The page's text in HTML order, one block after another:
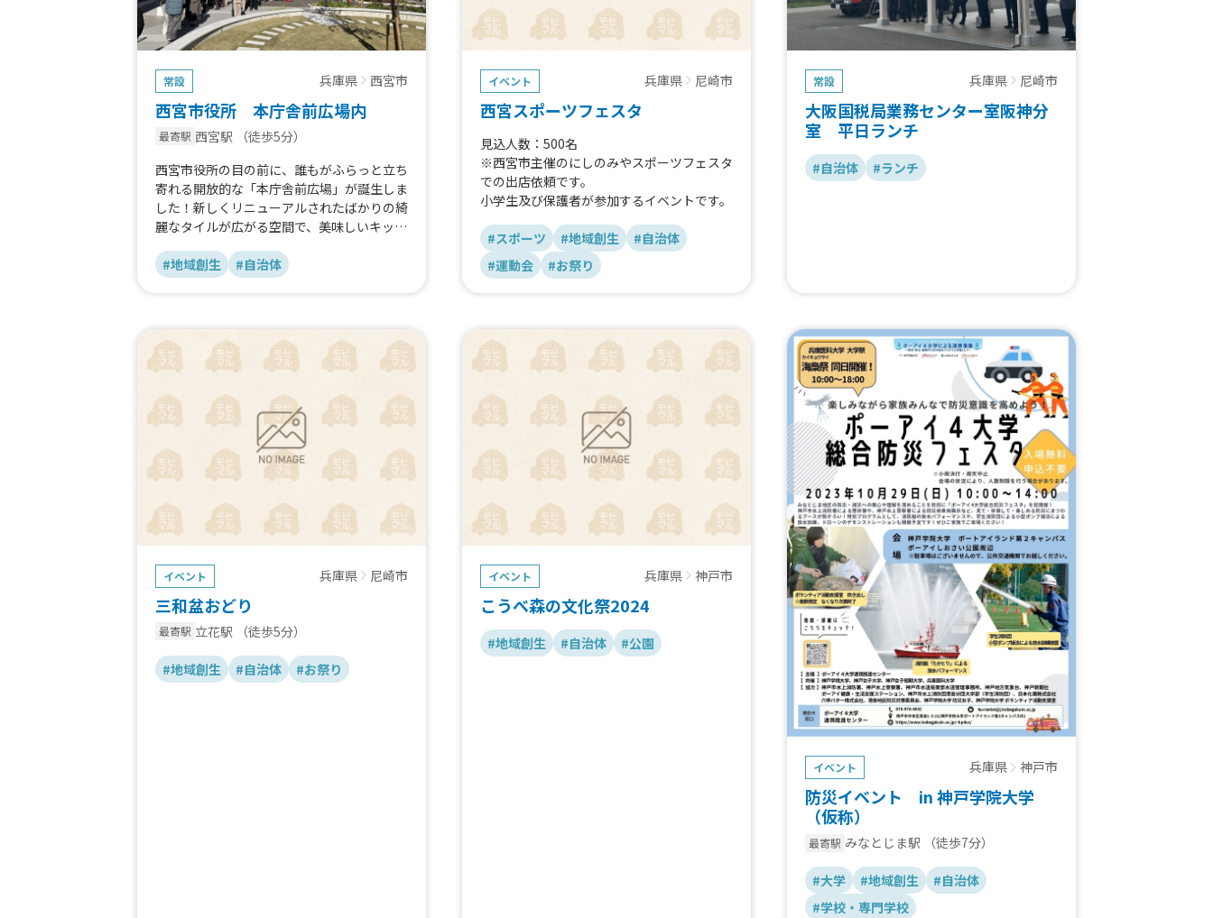
常設 兵庫県 西宮市
西宮市役所 本庁舎前広場内
最寄駅 西宮駅
（徒歩5分）
西宮市役所の目の前に、誰もがふらっと立ち
寄れる開放的な「本庁舎前広場」が誕生しま
した！新しくリニューアルされたばかりの綺
麗なタイルが広がる空間で、美味しいキッチ
ついでや、ちょっとしたリフレッシュにぴっ
たり。新しくなった広場を、みんなで賑やか
#地域創生 #自治体
イベント 兵庫県 尼崎市
西宮スポーツフェスタ
見込人数：500名
※西宮市主催のにしのみやスポーツフェスタ
での出店依頼です。
小学生及び保護者が参加するイベントです。
#スポーツ #地域創生
#自治体
#運動会
#お祭り
常設 兵庫県 尼崎市
大阪国税局業務センター室阪神分
室 平日ランチ
#自治体 #ランチ
イベント 兵庫県 尼崎市
三和盆おどり
最寄駅 立花駅 （徒歩5分）
#地域創生 #自治体 #お祭り
イベント 兵庫県 神戸市
こうべ森の文化祭2024
#地域創生 #自治体 #公園
イベント 兵庫県 神戸市
防災イベント in 神戸学院大学
（仮称）
最寄駅 みなとじま駅 （徒歩7分）
#大学 #地域創生
#自治体
#学校・専門学校